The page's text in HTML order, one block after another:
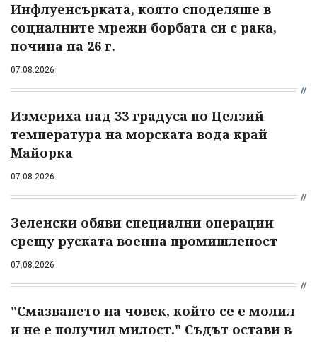
Инфлуенсърката, която споделяше в
социалните мрежи борбата си с рака,
почина на 26 г.
07.08.2026
Измериха над 33 градуса по Целзий
температура на морската вода край
Майорка
07.08.2026
Зеленски обяви специални операции
срещу руската военна промишленост
07.08.2026
"Смазването на човек, който се е молил
и не е получил милост." Съдът остави в